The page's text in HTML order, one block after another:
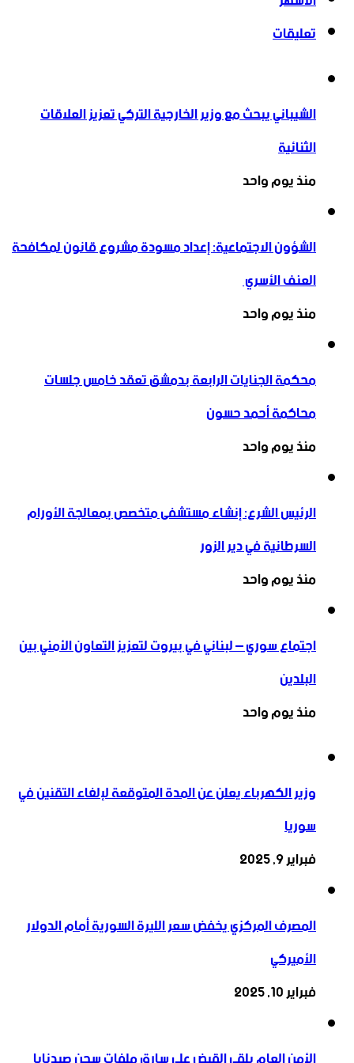
تعليقات
الشيباني يبحث مع وزير الخارجية التركي تعزيز العلاقات
الثنائية
منذ يوم واحد
الشؤون الاجتماعية: إعداد مسودة مشروع قانون لمكافحة
العنف الأسري ‏
منذ يوم واحد
محكمة الجنايات الرابعة بدمشق تعقد خامس جلسات
محاكمة أحمد حسون
منذ يوم واحد
الرئيس الشرع: إنشاء ‌‏مستشفى متخصص بمعالجة الأورام
السرطانية في دير الزور
منذ يوم واحد
اجتماع سوري – لبناني في بيروت لتعزيز التعاون ‏الأمني ‏بين
البلدين
منذ يوم واحد
وزير الكهرباء يعلن عن المدة المتوقعة لإلغاء التقنين في
سوريا
فبراير 9, 2025
المصرف المركزي يخفض سعر الليرة السورية أمام الدولار
الأميركي
فبراير 10, 2025